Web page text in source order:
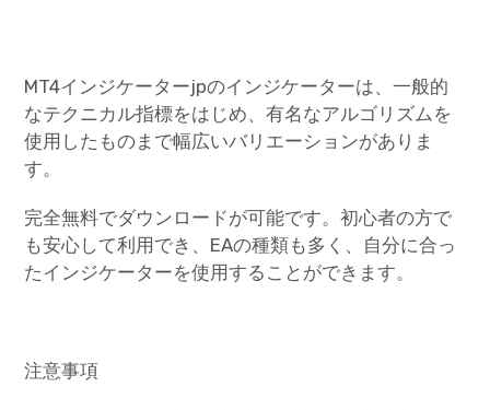
MT4インジケーターjpのインジケーターは、一般的
なテクニカル指標をはじめ、有名なアルゴリズムを
使用したものまで幅広いバリエーションがありま
す。
完全無料でダウンロードが可能です。初心者の方で
も安心して利用でき、EAの種類も多く、自分に合っ
たインジケーターを使用することができます。
注意事項